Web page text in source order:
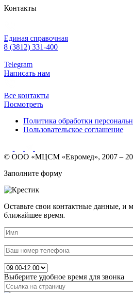
Контакты
Единая справочная
8 (3812) 331-400
Telegram
Написать нам
Все контакты
Посмотреть
Политика обработки
Пользовательское соглашение
© ООО «МЦСМ «Евромед», 2007 –
Заполните форму
Оставьте свои контактные данные, и
ближайшее время.
Выберите удобное время для звонка